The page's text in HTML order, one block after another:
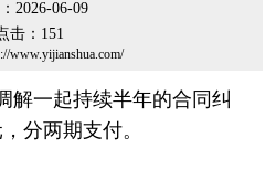
2026-06-09
击： 151
www.yijianshua.com/
解一起持续半年的合同纠
分两期支付。